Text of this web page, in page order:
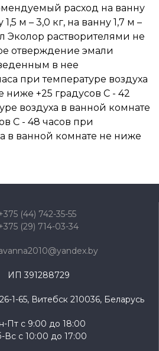
расход на ванну
1,5 м – 3,0 кг, на ванну 1,7 м –
Эколор растворителями не
отверждение эмали
в нее
при температуре воздуха
ниже +25 градусов С - 42
воздуха в ванной комнате
С - 48 часов при
в ванной комнате не ниже
(44) 742-35-55
(29) 714-03-34
ИП 391288729
1-65, Витебск 210036, Беларусь
Пт с 9:00 до 18:00
Вс с 10:00 до 17:00